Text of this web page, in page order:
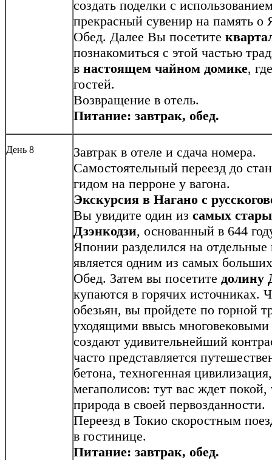
создать поделки с
прекрасный сувенир на память о
Обед. Далее Вы посетите
познакомиться с этой частью
в настоящем чайном домике,
гостей.
Возвращение в отель.
Питание: завтрак, обед.
День 8
Завтрак в отеле и сдача номера.
Самостоятельный переезд до
гидом на перроне у вагона.
Экскурсия в Нагано с
Вы увидите один из самых
Дзэнкодзи, основанный в 644
Японии разделился на
является одним из самых
Обед. Затем вы посетите долину
купаются в горячих источниках.
обезьян, вы пройдете по горной
уходящими ввысь
создают удивительнейший
часто представляется
бетона, техногенная
мегаполисов: тут вас ждет
природа в своей первозданности.
Переезд в Токио скоростным
в гостинице.
Питание: завтрак, обед.